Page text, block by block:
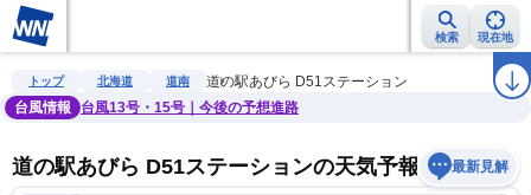
検索 現在地
雨雲レーダー 台風情報 地震情報 警報・注意報 ラ
トップ 北海道 道南
道の駅あびら D51ステーション
台風情報
台風13号・15号｜今後の予想進路
道の駅あびら D51ステーションの天気予報 最新見解